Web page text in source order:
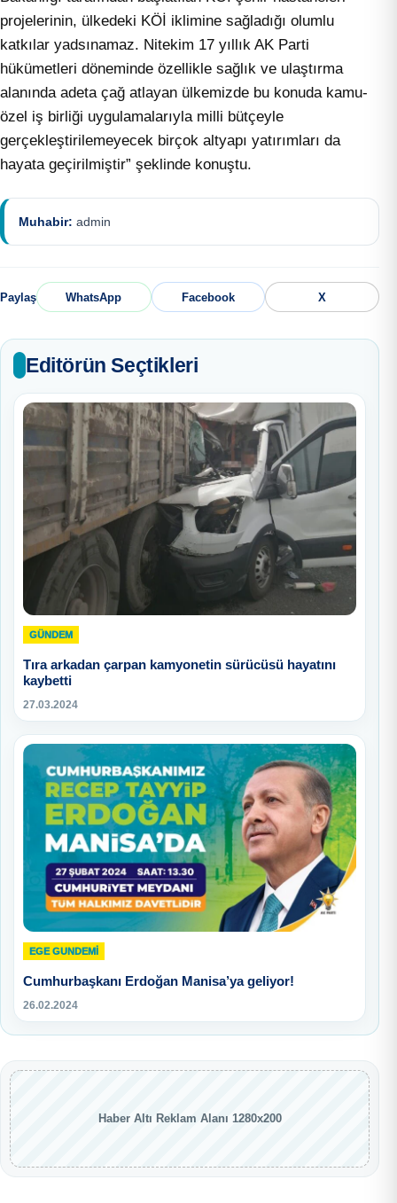
projelerinin, ülkedeki KÖİ iklimine sağladığı olumlu
katkılar yadsınamaz. Nitekim 17 yıllık AK Parti
hükümetleri döneminde özellikle sağlık ve ulaştırma
alanında adeta çağ atlayan ülkemizde bu konuda kamu-
özel iş birliği uygulamalarıyla milli bütçeyle
gerçekleştirilemeyecek birçok altyapı yatırımları da
hayata geçirilmiştir” şeklinde konuştu.
Muhabir: admin
Paylaş WhatsApp Facebook X
Editörün Seçtikleri
GÜNDEM
Tıra arkadan çarpan kamyonetin sürücüsü hayatını
kaybetti
27.03.2024
EGE GUNDEMİ
Cumhurbaşkanı Erdoğan Manisa’ya geliyor!
26.02.2024
Haber Altı Reklam Alanı 1280x200